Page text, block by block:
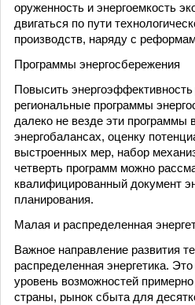
оруженность и энергоемкость
двигаться по пути
производств, наряду с
Программы энергосбережения
Повысить
региональные программы
далеко не везде эти
энергобалансах, оценку
выстроенных мер, набор
четверть программ можно
квалифицированный документ
планирования.
Малая и распределенная
Важное направление развития
распределенная энергетика.
уровень возможностей
страны, рынок сбыта для